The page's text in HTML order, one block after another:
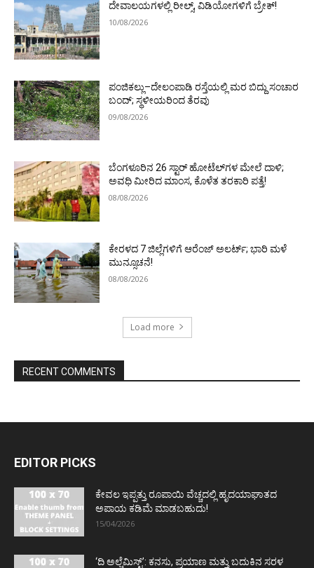
ದೇವಾಲಯಗಳಲ್ಲಿ ರೀಲ್ಸ್, ವಿಡಿಯೋಗಳಿಗೆ ಬ್ರೇಕ್!
10/08/2026
ಪಂಜಿಕಲ್ಲು–ದೇಲಂಪಾಡಿ ರಸ್ತೆಯಲ್ಲಿ ಮರ ಬಿದ್ದು ಸಂಚಾರ
ಬಂದ್; ಸ್ಥಳೀಯರಿಂದ ತೆರವು
09/08/2026
ಬೆಂಗಳೂರಿನ 26 ಸ್ಟಾರ್‌ ಹೋಟೆಲ್‌ಗಳ ಮೇಲೆ ದಾಳಿ;
ಅವಧಿ ಮೀರಿದ ಮಾಂಸ, ಕೊಳೆತ ತರಕಾರಿ ಪತ್ತೆ!
08/08/2026
ಕೇರಳದ 7 ಜಿಲ್ಲೆಗಳಿಗೆ ಆರೆಂಜ್ ಅಲರ್ಟ್; ಭಾರಿ ಮಳೆ
ಮುನ್ಸೂಚನೆ!
08/08/2026
Load more
RECENT COMMENTS
EDITOR PICKS
ಕೇವಲ ಇಪ್ಪತ್ತು ರೂಪಾಯಿ ವೆಚ್ಚದಲ್ಲಿ ಹೃದಯಾಘಾತದ
ಅಪಾಯ ಕಡಿಮೆ ಮಾಡಬಹುದು!
15/04/2026
‘ದಿ ಅಲ್ಚೆಮಿಸ್ಟ್’: ಕನಸು, ಪ್ರಯಾಣ ಮತ್ತು ಬದುಕಿನ ಸರಳ